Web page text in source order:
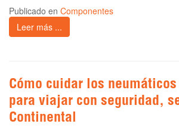
Publicado en Componentes
Leer más ...
Cómo cuidar los
para viajar con seguridad,
Continental